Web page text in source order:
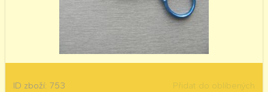
ID zboží: 753 Přidat do oblíbených